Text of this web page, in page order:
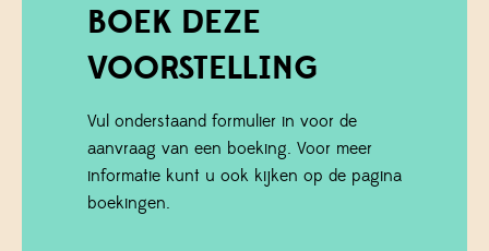
BOEK DEZE
VOORSTELLING
Vul onderstaand formulier in voor de
aanvraag van een boeking. Voor meer
informatie kunt u ook kijken op de pagina
boekingen.